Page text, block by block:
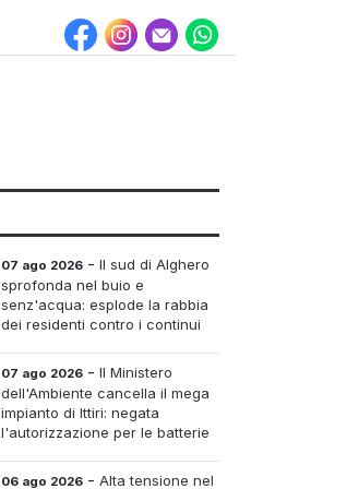
07 ago 2026 - Il sud di Alghero
sprofonda nel buio e
senz'acqua: esplode la rabbia
dei residenti contro i continui
07 ago 2026 - Il Ministero
dell'Ambiente cancella il mega
impianto di Ittiri: negata
l'autorizzazione per le batterie
06 ago 2026 - Alta tensione nel